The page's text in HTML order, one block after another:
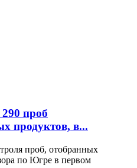
проб
продуктов, в...
проб, отобранных
по Югре в первом